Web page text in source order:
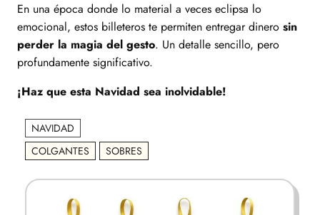
En una época donde lo material a veces eclipsa lo
emocional, estos billeteros te permiten entregar dinero sin
perder la magia del gesto. Un detalle sencillo, pero
profundamente significativo.
¡Haz que esta Navidad sea inolvidable!
NAVIDAD
COLGANTES
SOBRES